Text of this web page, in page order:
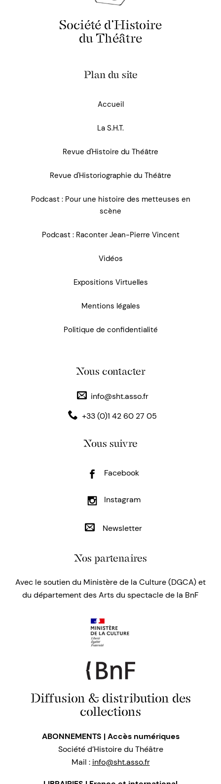
Société d'Histoire
du Théâtre
Plan du site
Accueil
La S.H.T.
Revue d'Histoire du Théâtre
Revue d'Historiographie du Théâtre
Podcast : Pour une histoire des metteuses en
scène
Podcast : Raconter Jean-Pierre Vincent
Vidéos
Expositions Virtuelles
Mentions légales
Politique de confidentialité
Nous contacter
info@sht.asso.fr
+33 (0)1 42 60 27 05
Nous suivre
Facebook
Instagram
Newsletter
Nos partenaires
Avec le soutien du Ministère de la Culture (DGCA) et
du département des Arts du spectacle de la BnF
Diffusion & distribution des
collections
ABONNEMENTS | Accès numériques
Société d’Histoire du Théâtre
Mail : info@sht.asso.fr